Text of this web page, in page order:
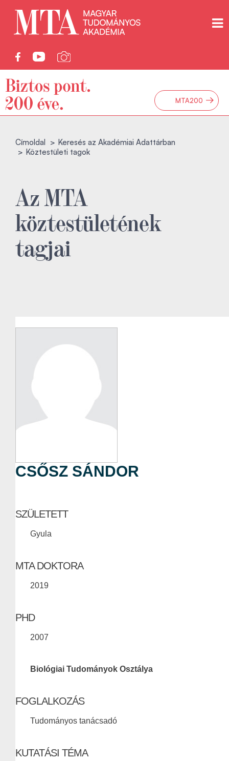
MTA200 →
Címoldal
Keresés az Akadémiai Adattárban
Köztestületi tagok
Az MTA
köztestületének
tagjai
CSŐSZ SÁNDOR
SZÜLETETT
Gyula
MTA DOKTORA
2019
PHD
2007
Biológiai Tudományok Osztálya
FOGLALKOZÁS
Tudományos tanácsadó
KUTATÁSI TÉMA